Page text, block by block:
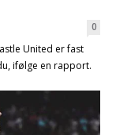
0
United er fast
ifølge en rapport.